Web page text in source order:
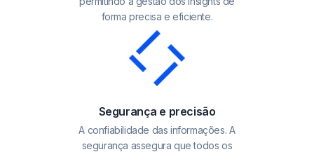
forma precisa e eficiente.
Segurança e precisão
A confiabilidade das informações. A
segurança assegura que todos os